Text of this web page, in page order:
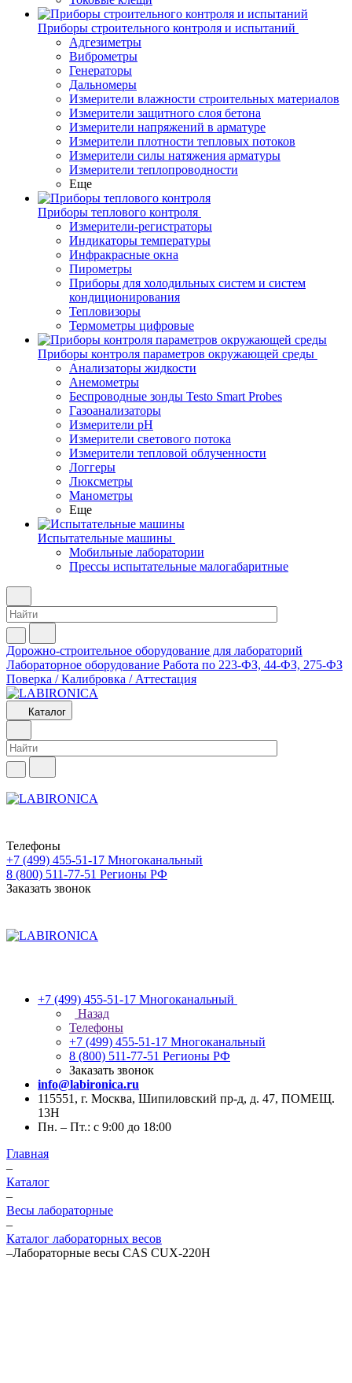
Приборы строительного контроля и испытаний
Адгезиметры
Виброметры
Генераторы
Дальномеры
Измерители влажности строительных материалов
Измерители защитного слоя бетона
Измерители напряжений в арматуре
Измерители плотности тепловых потоков
Измерители силы натяжения арматуры
Измерители теплопроводности
Еще
Приборы теплового контроля
Измерители-регистраторы
Индикаторы температуры
Инфракрасные окна
Пирометры
Приборы для холодильных систем и систем
кондиционирования
Тепловизоры
Термометры цифровые
Приборы контроля параметров окружающей среды
Анализаторы жидкости
Анемометры
Беспроводные зонды Testo Smart Probes
Газоанализаторы
Измерители pH
Измерители светового потока
Измерители тепловой облученности
Логгеры
Люксметры
Манометры
Еще
Испытательные машины
Мобильные лаборатории
Прессы испытательные малогабаритные
Дорожно-строительное оборудование для лабораторий
Лабораторное оборудование Работа по 223-ФЗ, 44-ФЗ, 275-ФЗ
Поверка / Калибровка / Аттестация
Каталог
Телефоны
+7 (499) 455-51-17 Многоканальный
8 (800) 511-77-51 Регионы РФ
Заказать звонок
+7 (499) 455-51-17 Многоканальный
Назад
Телефоны
+7 (499) 455-51-17 Многоканальный
8 (800) 511-77-51 Регионы РФ
Заказать звонок
info@labironica.ru
115551, г. Москва, Шипиловский пр-д, д. 47, ПОМЕЩ.
13Н
Пн. – Пт.: с 9:00 до 18:00
Главная
–
Каталог
–
Весы лабораторные
–
Каталог лабораторных весов
–Лабораторные весы CAS CUX-220H